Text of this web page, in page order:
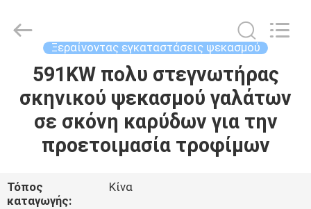
ΣΠΊΤΙ
ΠΡΟΪΌΝΤΑ
ΠΕΡΊΠΟΥ
ΕΜΕΊΣ
Technology
Ξεραίνοντας εγκαταστάσεις ψεκασμού
591KW πολυ στεγνωτήρας
σκηνικού ψεκασμού γαλάτων
σε σκόνη καρύδων για την
προετοιμασία τροφίμων
Τόπος
καταγωγής:
Κίνα